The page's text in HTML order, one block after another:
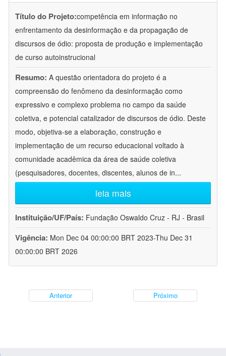
Título do Projeto:competência em informação no
enfrentamento da desinformação e da propagação de
discursos de ódio: proposta de produção e implementação
de curso autoinstrucional
Resumo: A questão orientadora do projeto é a
compreensão do fenômeno da desinformação como
expressivo e complexo problema no campo da saúde
coletiva, e potencial catalizador de discursos de ódio. Deste
modo, objetiva-se a elaboração, construção e
implementação de um recurso educacional voltado à
comunidade acadêmica da área de saúde coletiva
(pesquisadores, docentes, discentes, alunos de in...
leia mais
Instituição/UF/País: Fundação Oswaldo Cruz - RJ - Brasil
Vigência: Mon Dec 04 00:00:00 BRT 2023-Thu Dec 31
00:00:00 BRT 2026
Anterior Próximo